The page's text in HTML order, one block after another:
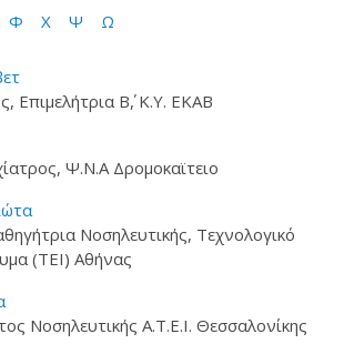
Φ Χ Ψ Ω
Επιμελήτρια Β΄, Κ.Υ. ΕΚΑΒ
Ψ.Ν.Α Δρομοκαϊτειο
Νοσηλευτικής, Τεχνολογικό
(ΤΕΙ) Αθήνας
Νοσηλευτικής Α.Τ.Ε.Ι. Θεσσαλονίκης